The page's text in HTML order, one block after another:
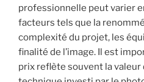
professionnelle peut varier
facteurs tels que la
complexité du projet, les
finalité de l’image. Il est
prix reflète souvent la